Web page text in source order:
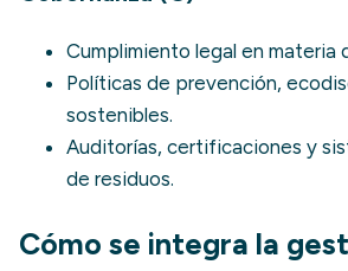
Cumplimiento legal en materia
Políticas de prevención,
sostenibles.
Auditorías, certificaciones y
de residuos.
Cómo se integra la